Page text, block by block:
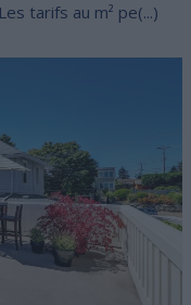
tarifs au m² pe(...)